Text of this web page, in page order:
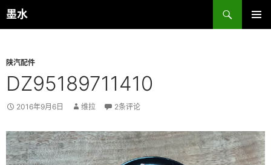
跳
至
墨水
搜
索
陕汽配件
DZ95189711410
2016年9月6日 维拉 2条评论